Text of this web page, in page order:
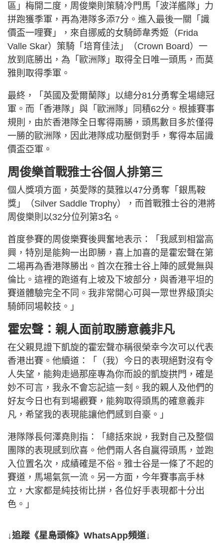
區」梅開二度，周俊樂則策騎冷門馬「波洋艦隊」力
拼跑獲季軍，再為港隊多添7分。進入最後一關「識
價盃一哩賽」，來自挪威的女騎師韋秀姬（Frida
Valle Skar）策騎「培育佳法」（Crown Board）一
放到底勝出，為「歐洲隊」取得全日唯一頭馬，而莫
雅則取得季軍。
最終，「英國及愛爾蘭隊」以總分81分勇奪全場總冠
軍。而「香港隊」與「歐洲隊」同積62分。根據賽事
規則，由於香港隊全日奪得兩勝，頭馬數目多於僅得
一勝的歐洲隊，因此港隊成功壓倒對手，奪得本屆識
價盃亞軍。
周俊樂首戰雅士谷個人排第三
個人獎項方面，英愛隊的莫雅以47分勇奪「銀馬鞍
獎」（Silver Saddle Trophy），而首戰雅士谷的港將
周俊樂則以32分位列第3名。
首度參賽的周俊樂賽後興奮地表示：「我感到相當高
興，特別是能夠一出即勝，喜上加喜的是霍宏聲在第
二場再為香港隊勝出。首次在雅士谷上陣的感覺無與
倫比。這裡的跑道有上坡及下坡部分，與香港平坦的
賽道體驗完全不同。我非常開心可與一眾世界級頂尖
騎師同場較技。」
霍宏聲：親人面前取勝意義非凡
在父親見證下凱旋的霍宏聲亦稱很榮幸今次可以代表
香港出賽。他續道：「（我）今日的表現絕對沒有令
人失望，能夠走過那座專為你而設的凱旋拱門，確是
妙不可言，我永不會忘記這一刻。我的親人及他們的
好友今日也有到場觀賽，能夠取得頭馬的確意義非
凡，希望我的表現能讓他們感到自豪。」
港隊隊長何澤堯則指：「總括來說，我對自己及整個
團隊的表現感到欣喜。他們兩人各自贏得頭馬，並跑
入位置名次，成績確是不俗。雅士谷是一條了不起的
賽道，馬場氣氛一流。另一方面，今年賽事高手林
立，大家都是純技術比拼，各位好手表現都十分出
色。」
↓追蹤《星島頭條》WhatsApp頻道↓